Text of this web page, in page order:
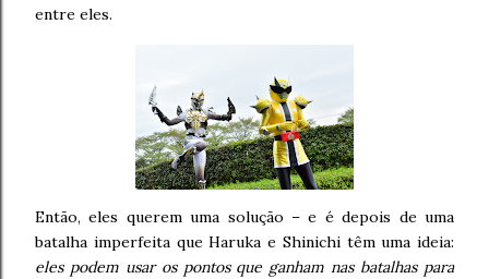
entre eles.
Então, eles querem uma solução – e é depois de uma
batalha imperfeita que Haruka e Shinichi têm uma ideia:
eles podem usar os pontos que ganham nas batalhas para